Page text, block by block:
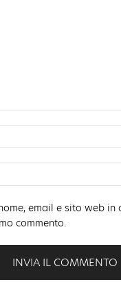
email e sito web in
commento.